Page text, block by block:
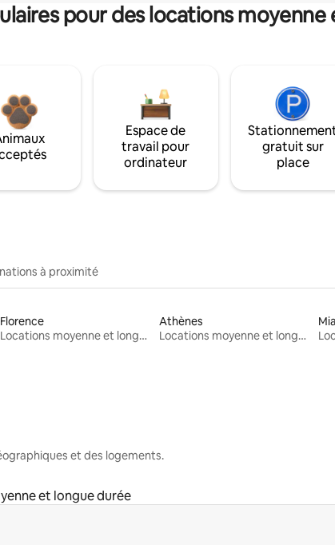
pour des locations
Espace de
travail pour
ordinateur
gratuit sur
place
à proximité
Florence
Locations moyenne et longue durée
Athènes
Locations moyenne et longue durée
et des logements.
et longue durée